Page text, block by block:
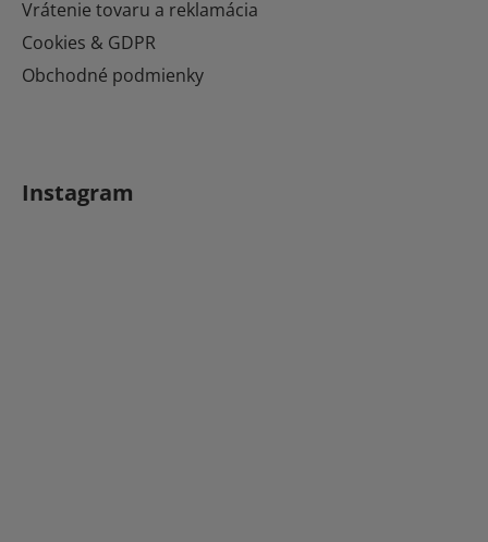
Vrátenie tovaru a reklamácia
Cookies & GDPR
Obchodné podmienky
Instagram